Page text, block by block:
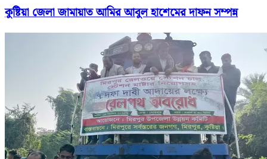
কুষ্টিয়া জেলা জামায়াত আমির আবুল হাশেমের দাফন সম্পন্ন